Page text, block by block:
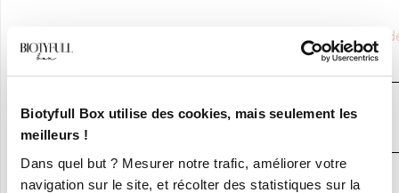
Biotyfull Box utilise des cookies, mais seulement les
meilleurs !
Dans quel but ? Mesurer notre trafic, améliorer votre
navigation sur le site, et récolter des statistiques sur la
était partenaire
BIOTYFULL Box,
JE DÉCOUVRE LA BOX BEAUTÉ BIO
En ce moment :